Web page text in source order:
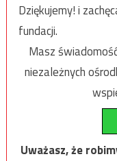
Dziękujemy! i
fundacji.
Masz
niezależnych
Uważasz, że